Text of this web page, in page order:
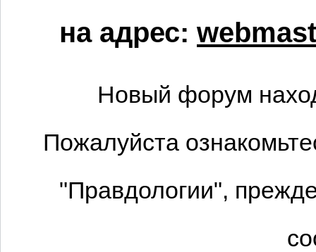
на адрес:
Новый форум
Пожалуйста
"Правдологии",